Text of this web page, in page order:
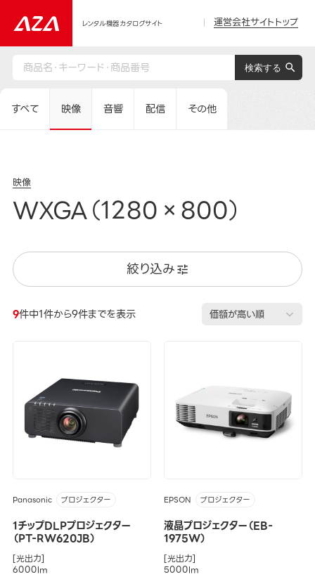
レンタル機器カタログサイト 運営会社サイトトップ
すべて 映像 音響 配信 その他
映像
WXGA（1280×800）
絞り込み
9件中1件から9件までを表示
Panasonic プロジェクター
1チップDLPプロジェクター
（PT-RW620JB）
[光出力]
6000lm
EPSON プロジェクター
液晶プロジェクター（EB-
1975W）
[光出力]
5000lm